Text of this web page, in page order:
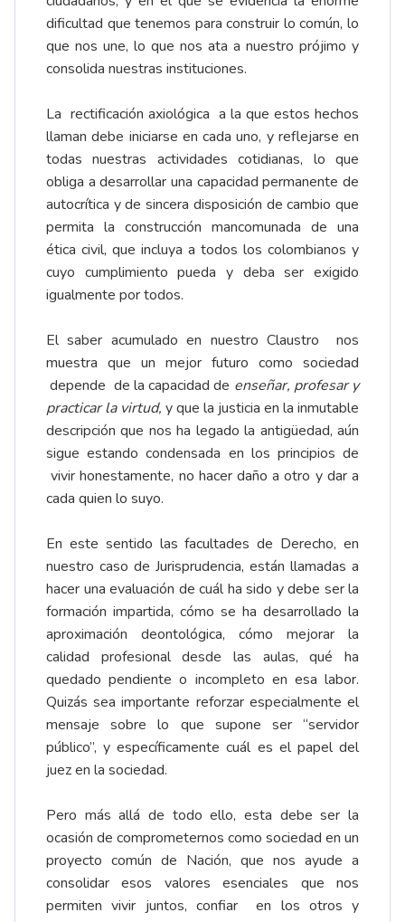
dificultad que tenemos para construir lo común, lo
que nos une, lo que nos ata a nuestro prójimo y
consolida nuestras instituciones.
La rectificación axiológica a la que estos hechos
llaman debe iniciarse en cada uno, y reflejarse en
todas nuestras actividades cotidianas, lo que
obliga a desarrollar una capacidad permanente de
autocrítica y de sincera disposición de cambio que
permita la construcción mancomunada de una
ética civil, que incluya a todos los colombianos y
cuyo cumplimiento pueda y deba ser exigido
igualmente por todos.
El saber acumulado en nuestro Claustro nos
muestra que un mejor futuro como sociedad
depende de la capacidad de enseñar, profesar y
practicar la virtud, y que la justicia en la inmutable
descripción que nos ha legado la antigüedad, aún
sigue estando condensada en los principios de
vivir honestamente, no hacer daño a otro y dar a
cada quien lo suyo.
En este sentido las facultades de Derecho, en
nuestro caso de Jurisprudencia, están llamadas a
hacer una evaluación de cuál ha sido y debe ser la
formación impartida, cómo se ha desarrollado la
aproximación deontológica, cómo mejorar la
calidad profesional desde las aulas, qué ha
quedado pendiente o incompleto en esa labor.
Quizás sea importante reforzar especialmente el
mensaje sobre lo que supone ser “servidor
público”, y específicamente cuál es el papel del
juez en la sociedad.
Pero más allá de todo ello, esta debe ser la
ocasión de comprometernos como sociedad en un
proyecto común de Nación, que nos ayude a
consolidar esos valores esenciales que nos
permiten vivir juntos, confiar en los otros y